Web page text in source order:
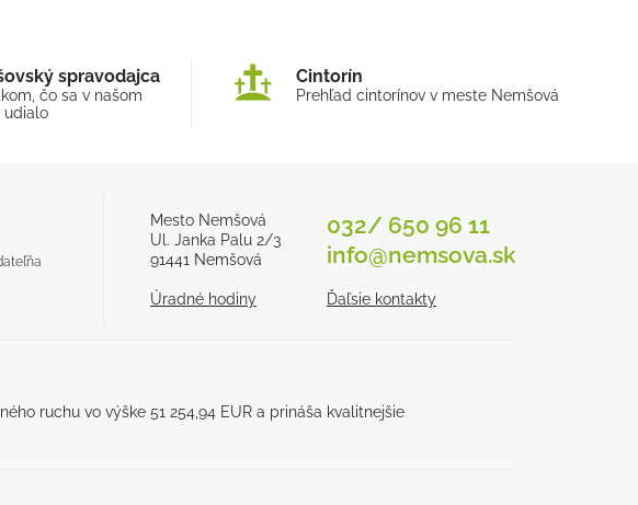
spravodajca
čo sa v našom
udialo
Cintorín
Prehľad cintorínov v meste Nemšová
Mesto Nemšová
Ul. Janka Palu 2/3
91441 Nemšová
Úradné hodiny
032/ 650 96 11
info@nemsova.sk
Ďaľsie kontakty
ruchu vo výške 51 254,94 EUR a prináša kvalitnejšie